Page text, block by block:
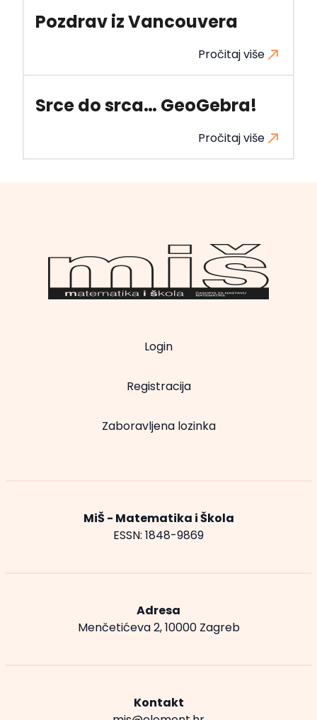
Pozdrav iz Vancouvera
Pročitaj više
Srce do srca… GeoGebra!
Pročitaj više
Login
Registracija
Zaboravljena lozinka
MiŠ - Matematika i Škola
ESSN: 1848-9869
Adresa
Menčetićeva 2, 10000 Zagreb
Kontakt